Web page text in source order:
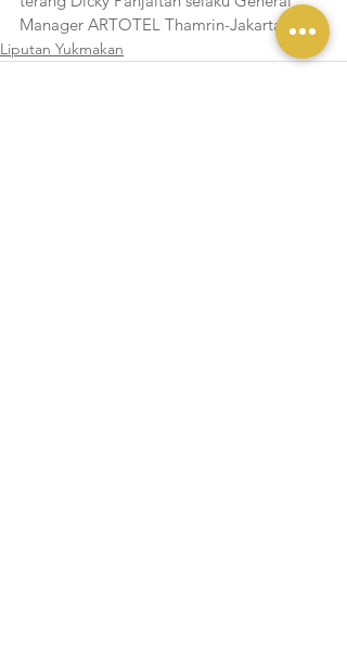
Manager ARTOTEL Thamrin-Jakarta.
Liputan Yukmakan